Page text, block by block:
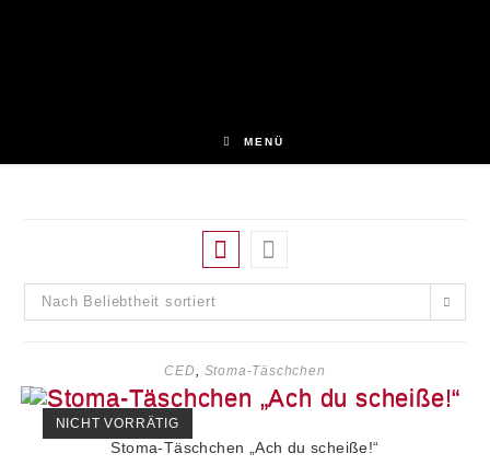
MENÜ
Nach Beliebtheit sortiert
CED, Stoma-Täschchen
NICHT VORRÄTIG
Stoma-Täschchen „Ach du scheiße!“